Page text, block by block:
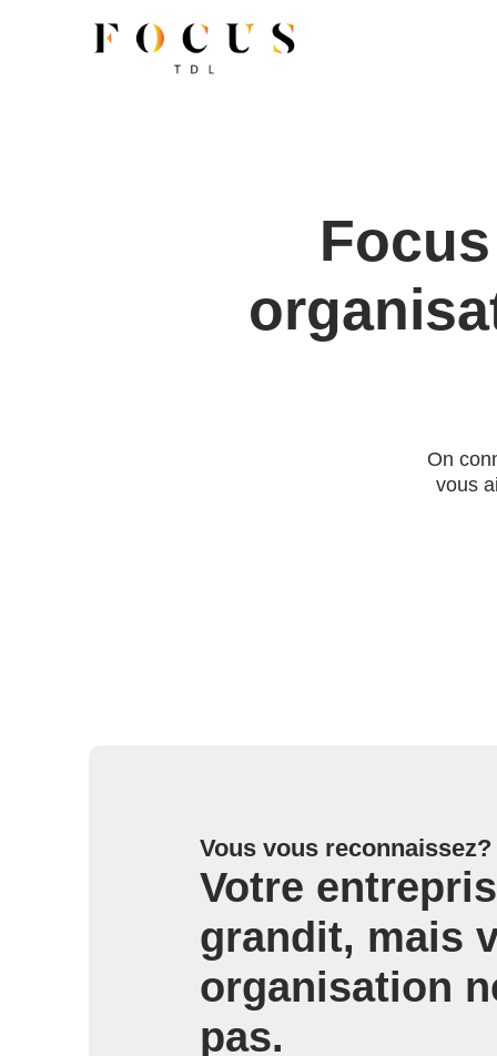
On
vous
Vous vous reconnaissez?
Votre
grandit, mais
organisation
pas.